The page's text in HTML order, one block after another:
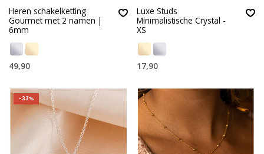
Heren schakelketting
Gourmet met 2 namen |
6mm
49,90
Luxe Studs
Minimalistische Crystal -
XS
17,90
-33%